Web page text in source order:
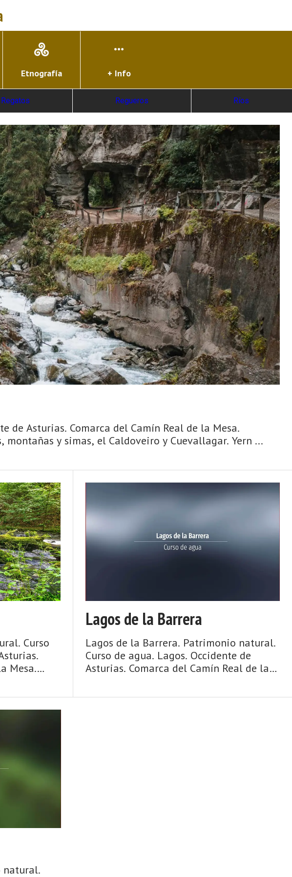
Etnografía + Info
Regatos Regueros Ríos
de Asturias. Comarca del Camín Real de la Mesa.
y simas, el Caldoveiro y Cuevallagar. Yern ...
Curso
Mesa.
Lagos de la Barrera
Lagos de la Barrera. Patrimonio natural.
Curso de agua. Lagos. Occidente de
Asturias. Comarca del Camín Real de la
de la Mesa, altitud y grandes
natural.